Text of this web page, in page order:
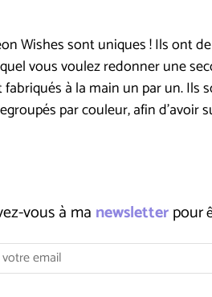
vous à ma newsletterpour
Wishes sont uniques ! Ils ont
vous voulez redonner une
à la main un par un.
par couleur, afin